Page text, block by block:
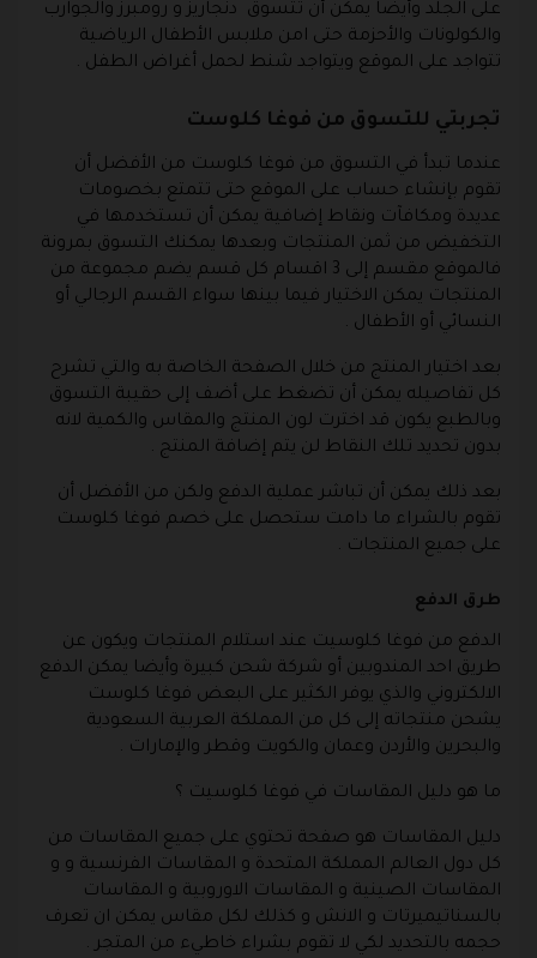
على الجلد وأيضا يمكن أن تتسوق دنجاريز و رومبرز والجوارب
والكولونات والأحزمة حتى امن ملابس الأطفال الرياضية
تتواجد على الموقع ويتواجد شنط لحمل أغراض الطفل .
تجربتي للتسوق من فوغا كلوست
عندما تبدأ في التسوق من فوغا كلوست من الأفضل أن
تقوم بإنشاء حساب على الموقع حتى تتمتع بخصومات
عديدة ومكافآت ونقاط إضافية يمكن أن تستخدمها في
التخفيض من ثمن المنتجات وبعدها يمكنك التسوق بمرونة
فالموقع مقسم إلى 3 اقسام كل قسم يضم مجموعة من
المنتجات يمكن الاختيار فيما بينها سواء القسم الرجالي أو
النسائي أو الأطفال .
بعد اختيار المنتج من خلال الصفحة الخاصة به والتي تشرح
كل تفاصيله يمكن أن تضغط على أضف إلى حقيبة التسوق
وبالطبع يكون قد اخترت لون المنتج والمقاس والكمية لانه
بدون تحديد تلك النقاط لن يتم إضافة المنتج .
بعد ذلك يمكن أن تباشر عملية الدفع ولكن من الأفضل أن
تقوم بالشراء ما دامت ستحصل على خصم فوغا كلوست
على جميع المنتجات .
طرق الدفع
الدفع من فوغا كلوسيت عند استلام المنتجات ويكون عن
طريق احد المندوبين أو شركة شحن كبيرة وأيضا يمكن الدفع
الالكتروني والذي يوفر الكثير على البعض فوغا كلوست
يشحن منتجاته إلى كل من المملكة العربية السعودية
والبحرين والأردن وعمان والكويت وقطر والإمارات .
ما هو دليل المقاسات في فوغا كلوسيت ؟
دليل المقاسات هو صفحة تحتوي على جميع المقاسات من
كل دول العالم المملكة المتحدة و المقاسات الفرنسية و و
المقاسات الصينية و المقاسات الاوروبية و المقاسات
بالسناتيميرتات و الانش و كذلك لكل مقاس يمكن ان تعرف
حجمه بالتحديد لكي لا تقوم بشراء خاطيء من المتجر .